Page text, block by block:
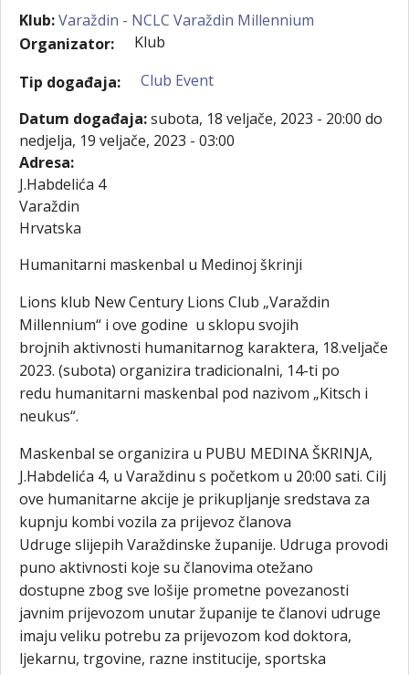
Klub:Varaždin - NCLC Varaždin Millennium
Organizator:
Klub
Tip događaja:
Club Event
Datum događaja:subota, 18 veljače, 2023 - 20:00 do
nedjelja, 19 veljače, 2023 - 03:00
Adresa:
J.Habdelića 4
Varaždin
Hrvatska
Humanitarni maskenbal u Medinoj škrinji
Lions klub New Century Lions Club „Varaždin
Millennium“ i ove godine u sklopu svojih
brojnih aktivnosti humanitarnog karaktera, 18.veljače
2023. (subota) organizira tradicionalni, 14-ti po
redu humanitarni maskenbal pod nazivom „Kitsch i
neukus“.
Maskenbal se organizira u PUBU MEDINA ŠKRINJA,
J.Habdelića 4, u Varaždinu s početkom u 20:00 sati. Cilj
ove humanitarne akcije je prikupljanje sredstava za
kupnju kombi vozila za prijevoz članova
Udruge slijepih Varaždinske županije. Udruga provodi
puno aktivnosti koje su članovima otežano
dostupne zbog sve lošije prometne povezanosti
javnim prijevozom unutar županije te članovi udruge
imaju veliku potrebu za prijevozom kod doktora,
ljekarnu, trgovine, razne institucije, sportska